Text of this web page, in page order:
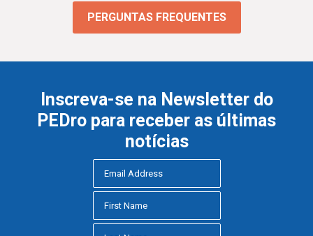
PERGUNTAS FREQUENTES
Inscreva-se na Newsletter do
PEDro para receber as últimas
notícias